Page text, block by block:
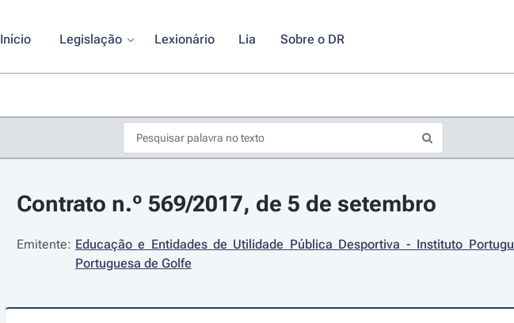
Início Legislação Lexionário Lia Sobre o DR
Contrato n.º 569/2017, de 5 de setembro
Emitente: Educação e Entidades de Utilidade Pública Desportiva - Instituto
Portuguesa de Golfe